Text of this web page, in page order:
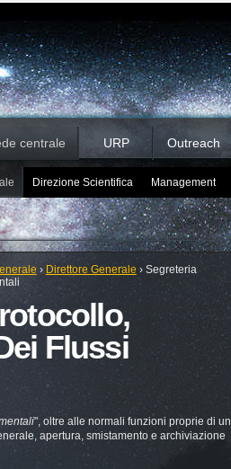
centrale URP Outreach
Direzione Scientifica Management
› Direttore Generale › Segreteria
Flussi
", oltre alle normali funzioni proprie di un
apertura, smistamento e archiviazione